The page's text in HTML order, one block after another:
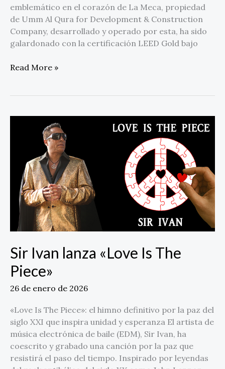
emblemático en el corazón de La Meca, propiedad
de Umm Al Qura for Development & Construction
Company, desarrollado y operado por esta, ha sido
galardonado con la certificación LEED Gold bajo
Read More »
Sir Ivan lanza «Love Is The
Piece»
26 de enero de 2026
«Love Is The Piece»: el himno definitivo por la paz del
siglo XXI que inspira unidad y esperanza El artista de
música electrónica de baile (EDM), Sir Ivan, ha
coescrito y grabado una canción por la paz que
resistirá el paso del tiempo. Inspirado por leyendas
«Love
The
Piece»